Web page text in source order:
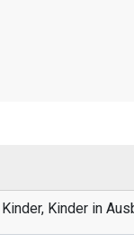
Kinder in